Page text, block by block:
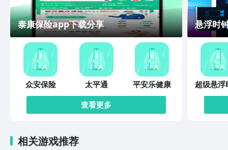
泰康保险app下载分享
众安保险 太平通
平安乐健康
查看更多
悬浮时
超级悬浮
相关游戏推荐